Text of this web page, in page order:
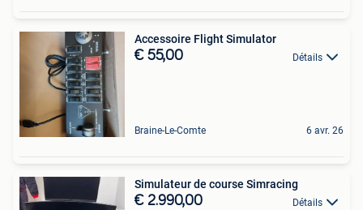
Accessoire Flight Simulator
€ 55,00 Détails
Braine-Le-Comte 6 avr. 26
Simulateur de course Simracing
€ 2.990,00 Détails